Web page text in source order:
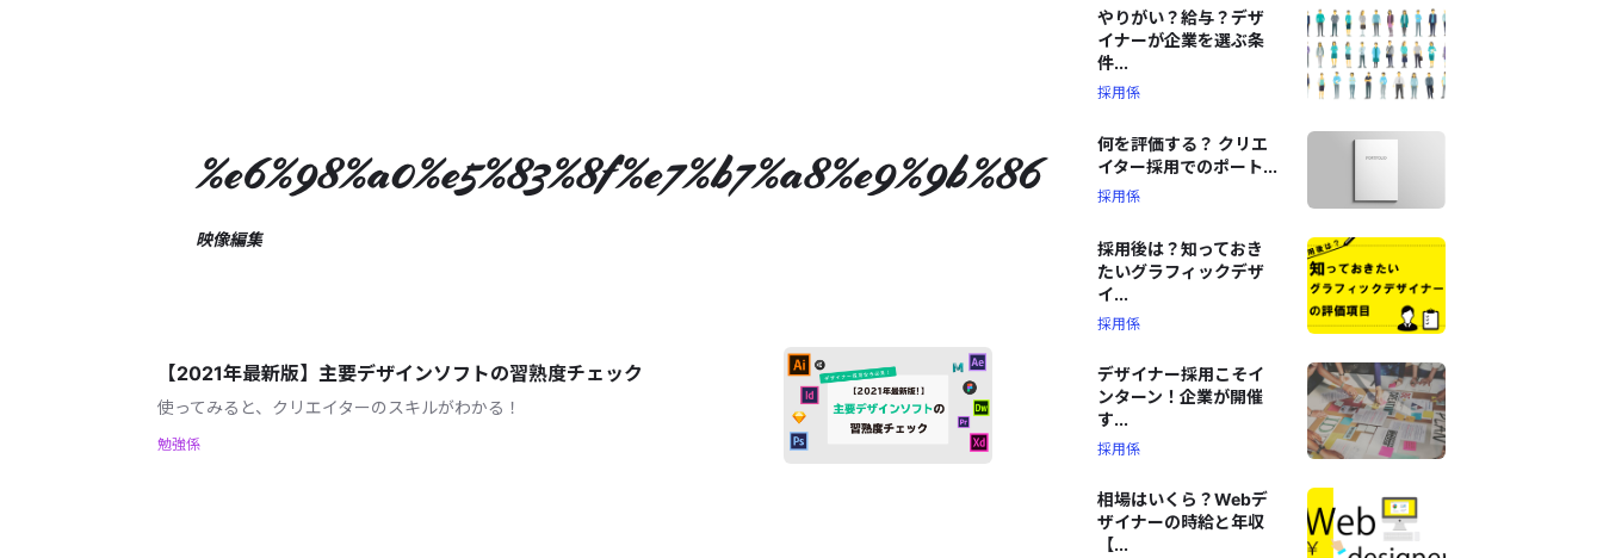
%e6%98%a0%e5%83%8f%e7%b7%a8%e9%9b%86
映像編集
【2021年最新版】主要デザインソフトの習熟度チェック
使ってみると、クリエイターのスキルがわかる！
勉強係
やりがい？給与？デザ
イナーが企業を選ぶ条
件...
採用係
何を評価する？ クリエ
イター採用でのポート...
採用係
採用後は？知っておき
たいグラフィックデザ
イ...
採用係
デザイナー採用こそイ
ンターン！企業が開催
す...
採用係
相場はいくら？Webデ
ザイナーの時給と年収
【...